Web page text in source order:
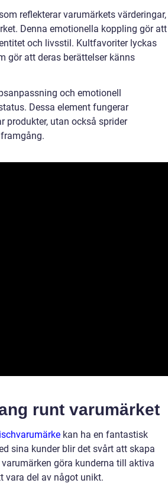
reflekterar varumärkets värderingar,
Denna emotionella koppling gör att
och livsstil. Kultfavoriter lyckas
gör att deras berättelser känns
och emotionell
Dessa element fungerar
utan också sprider
runt varumärket
kan ha en fantastisk
sina kunder blir det svårt att skapa
göra kunderna till aktiva
vara del av något unikt.